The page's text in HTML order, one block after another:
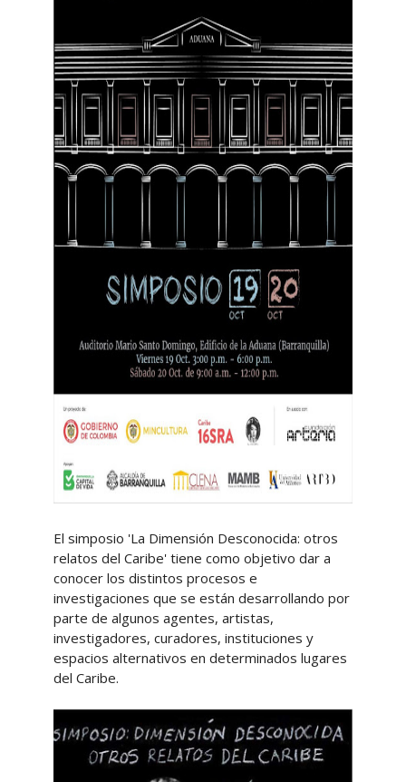
El simposio 'La Dimensión Desconocida: otros
relatos del Caribe' tiene como objetivo dar a
conocer los distintos procesos e
investigaciones que se están desarrollando por
parte de algunos agentes, artistas,
investigadores, curadores, instituciones y
espacios alternativos en determinados lugares
del Caribe.